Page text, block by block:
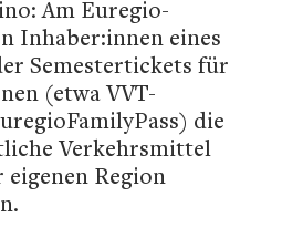
Am Euregio-
Inhaber:innen eines
Semestertickets für
(etwa VVT-
die
Verkehrsmittel
eigenen Region